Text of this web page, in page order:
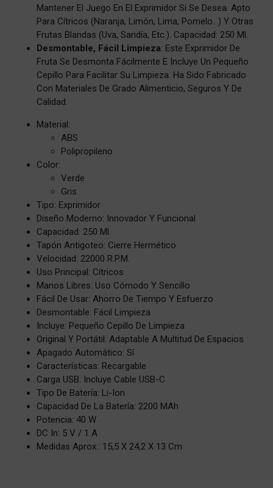
Mantener El Juego En El Exprimidor Si Se Desea. Apto
Para Cítricos (naranja, Limón, Lima, Pomelo…) Y Otras
Frutas Blandas (uva, Sandía, Etc.). Capacidad: 250 Ml.
Desmontable, Fácil Limpieza: Este Exprimidor De
Fruta Se Desmonta Fácilmente E Incluye Un Pequeño
Cepillo Para Facilitar Su Limpieza. Ha Sido Fabricado
Con Materiales De Grado Alimenticio, Seguros Y De
Calidad.
Material:
ABS
Polipropileno
Color:
Verde
Gris
Tipo: Exprimidor
Diseño Moderno: Innovador Y Funcional
Capacidad: 250 Ml
Tapón Antigoteo: Cierre Hermético
Velocidad: 22000 R.p.m.
Uso Principal: Cítricos
Manos Libres: Uso Cómodo Y Sencillo
Fácil De Usar: Ahorro De Tiempo Y Esfuerzo
Desmontable: Fácil Limpieza
Incluye: Pequeño Cepillo De Limpieza
Original Y Portátil: Adaptable A Multitud De Espacios
Apagado Automático: Sí
Características: Recargable
Carga USB: Incluye Cable USB-C
Tipo De Batería: Li-Ion
Capacidad De La Batería: 2200 MAh
Potencia: 40 W
DC In: 5 V / 1 A
Medidas Aprox.: 15,5 X 24,2 X 13 Cm